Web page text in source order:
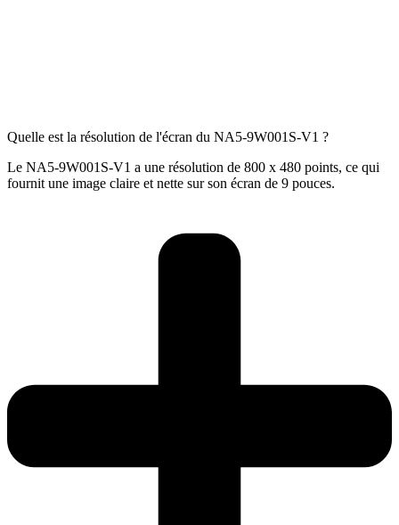
Quelle est la résolution de l'écran du NA5-9W001S-V1 ?
Le NA5-9W001S-V1 a une résolution de 800 x 480 points, ce qui
fournit une image claire et nette sur son écran de 9 pouces.